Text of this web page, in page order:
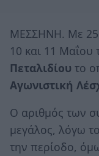
ΜΕΣΣΗΝΗ. Με 25
10 και 11 Μαΐου
Πεταλιδίου το
Αγωνιστική
Ο αριθμός των
μεγάλος, λόγω
την περίοδο,